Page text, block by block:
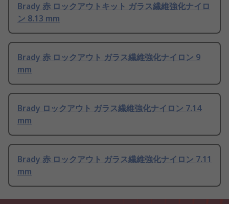
Brady 赤 ロックアウトキット ガラス繊維強化ナイロ
ン 8.13 mm
Brady 赤 ロックアウト ガラス繊維強化ナイロン 9
mm
Brady ロックアウト ガラス繊維強化ナイロン 7.14
mm
Brady 赤 ロックアウト ガラス繊維強化ナイロン 7.11
mm